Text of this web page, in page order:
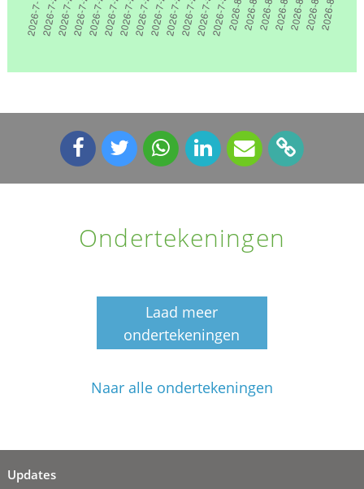
Ondertekeningen
Laad meer
ondertekeningen
Naar alle ondertekeningen
Updates